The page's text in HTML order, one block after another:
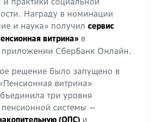
Награду в номинации
и наука» получил сервис
витрина» в
СберБанк Онлайн.
решение было запущено в
витрина»
три уровня
пенсионной системы —
(ОПС) и